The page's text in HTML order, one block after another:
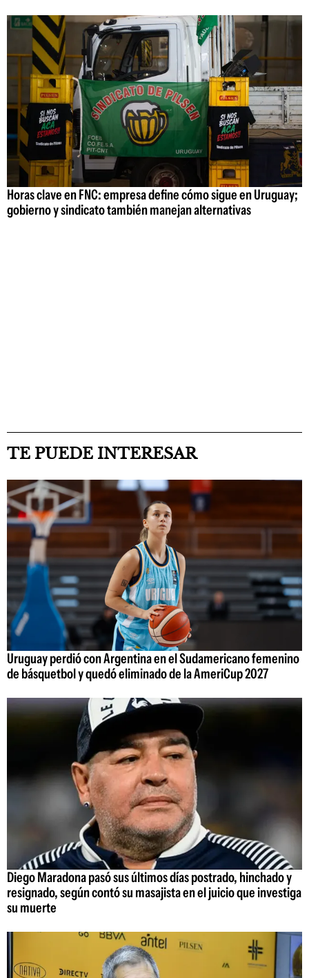
Horas clave en FNC: empresa define cómo sigue en Uruguay;
gobierno y sindicato también manejan alternativas
TE PUEDE INTERESAR
Uruguay perdió con Argentina en el Sudamericano femenino
de básquetbol y quedó eliminado de la AmeriCup 2027
Diego Maradona pasó sus últimos días postrado, hinchado y
resignado, según contó su masajista en el juicio que investiga
su muerte